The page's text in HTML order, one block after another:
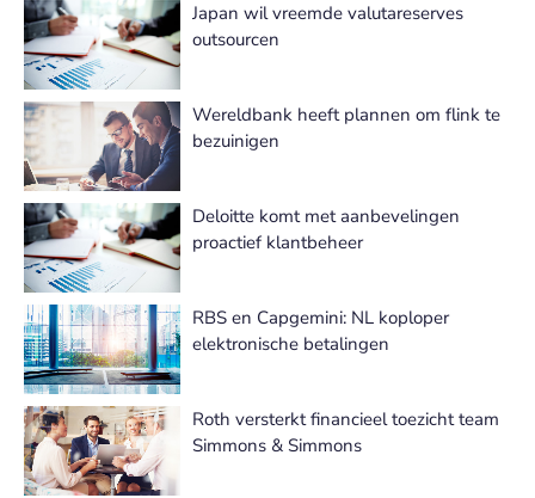
Japan wil vreemde valutareserves
outsourcen
Wereldbank heeft plannen om flink te
bezuinigen
Deloitte komt met aanbevelingen
proactief klantbeheer
RBS en Capgemini: NL koploper
elektronische betalingen
Roth versterkt financieel toezicht team
Simmons & Simmons